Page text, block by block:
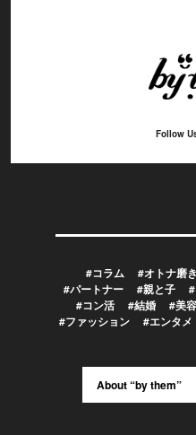
Follow
#コラム #オトナ磨き
#パートナー
#親と子
#コン活
#結婚 #美容
#ファッション
#エンタメ
About “by them”